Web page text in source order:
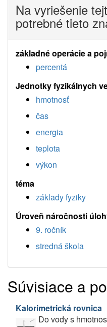
Na vyriešenie
potrebné tieto
základné operácie a
percentá
Jednotky fyzikálnych
hmotnosť
čas
energia
teplota
výkon
téma
základy fyziky
Úroveň náročnosti
9. ročník
stredná škola
Súvisiace a
Kalorimetrická rovnica
Do vody s